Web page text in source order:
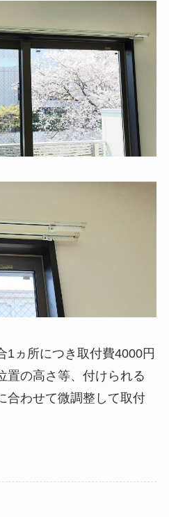
1ヵ所につき取付費4000円
置の高さ等、付けられる
合わせて微調整して取付